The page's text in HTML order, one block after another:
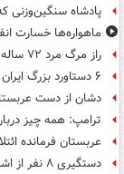
پادشاه سنگین‌وزنی
ماهواره‌ها خسارت
راز مرگ مرد ۷۲ ساله در تهرانپارس فاش شد
۶ دستاورد بزرگ ایران در ۱۶۰ روز رهبری رهبر انقلاب
دشان از دست
ترامپ: همه چیز
عربستان فرمانده
دستگیری ۸ نفر از اشرار مسلح شاخص و مرتبطین گروهک های تروریستی